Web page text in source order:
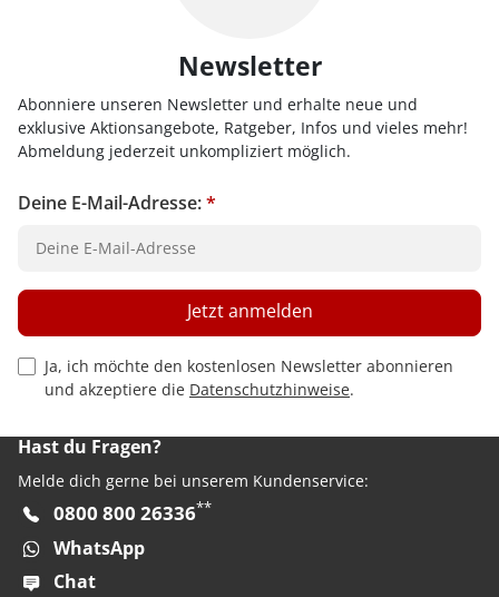
Newsletter
Abonniere unseren Newsletter und erhalte neue und
exklusive Aktionsangebote, Ratgeber, Infos und vieles mehr!
Abmeldung jederzeit unkompliziert möglich.
Deine E-Mail-Adresse:*
Privacy Policy Checkbox
Ja, ich möchte den kostenlosen Newsletter abonnieren
und akzeptiere die Datenschutzhinweise.
Jetzt anmelden
Hast du Fragen?
Melde dich gerne bei unserem Kundenservice:
0800 800 26336**
WhatsApp
Chat